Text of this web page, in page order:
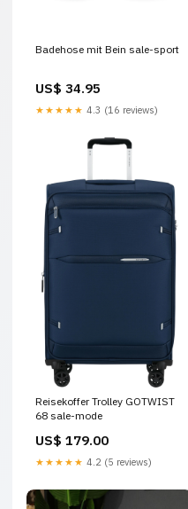
Badehose mit Bein sale-sport
US$ 34.95
★★★★★ 4.3 (16 reviews)
Reisekoffer Trolley GOTWIST
68 sale-mode
US$ 179.00
★★★★★ 4.2 (5 reviews)